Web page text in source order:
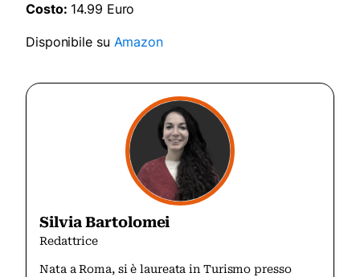
Costo: 14.99 Euro
Disponibile su Amazon
Silvia Bartolomei
Redattrice
Nata a Roma, si è laureata in Turismo presso